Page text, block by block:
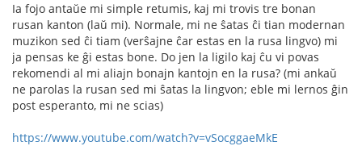
Ia fojo antaŭe mi simple retumis, kaj mi trovis tre bonan
rusan kanton (laŭ mi). Normale, mi ne ŝatas ĉi tian modernan
muzikon sed ĉi tiam (verŝajne ĉar estas en la rusa lingvo) mi
ja pensas ke ĝi estas bone. Do jen la ligilo kaj ĉu vi povas
rekomendi al mi aliajn bonajn kantojn en la rusa? (mi ankaŭ
ne parolas la rusan sed mi ŝatas la lingvon; eble mi lernos ĝin
post esperanto, mi ne scias)
https://www.youtube.com/watch?v=vSocggaeMkE